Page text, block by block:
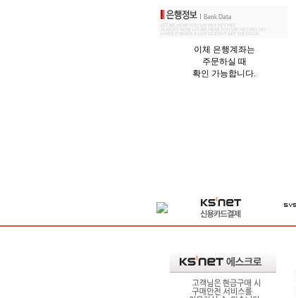
이체 은행계좌는
주문하실 때
확인 가능합니다.